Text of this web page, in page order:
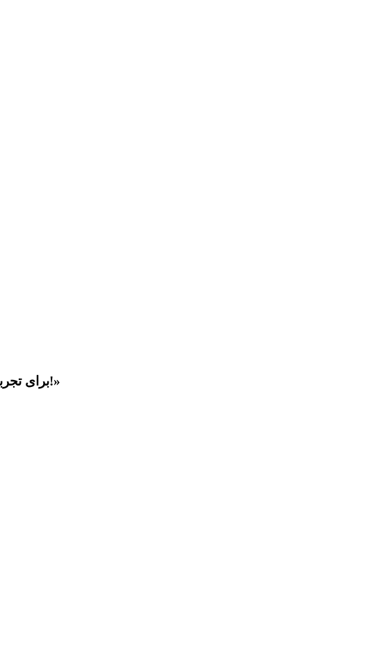
«برای تجربه طعم‌های ناب ایرانی، تنها در فیل جستجو کنید. بهترین رستوران‌ها و پیشنهادات ویژه منتظر شما هستند!»